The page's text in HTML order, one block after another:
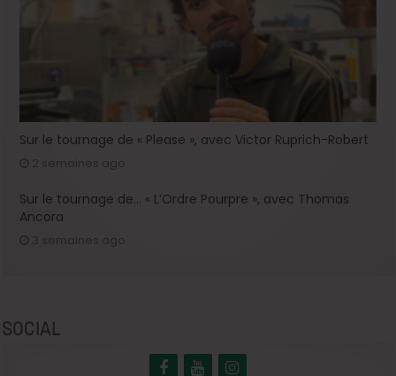
Sur le tournage de « Please », avec Victor Ruprich-Robert
2 semaines ago
Sur le tournage de… « L’Ordre Pourpre », avec Thomas
Ancora
SOCIAL